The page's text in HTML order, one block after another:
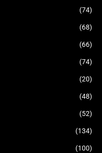
(74)
(68)
(66)
(74)
(20)
(48)
(52)
(134)
(100)